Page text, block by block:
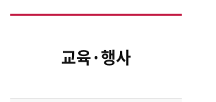
화
교육·행사